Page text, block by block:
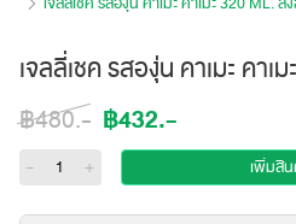
เจลลี่เชค รสองุ่น คาเมะ คา
฿480.- ฿432.-
- + เพิ่มสิ